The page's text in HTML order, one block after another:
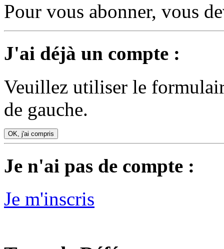
Pour vous abonner, vous
J'ai déjà un compte :
Veuillez utiliser le
de gauche.
OK, j'ai compris
Je n'ai pas de compte :
Je m'inscris